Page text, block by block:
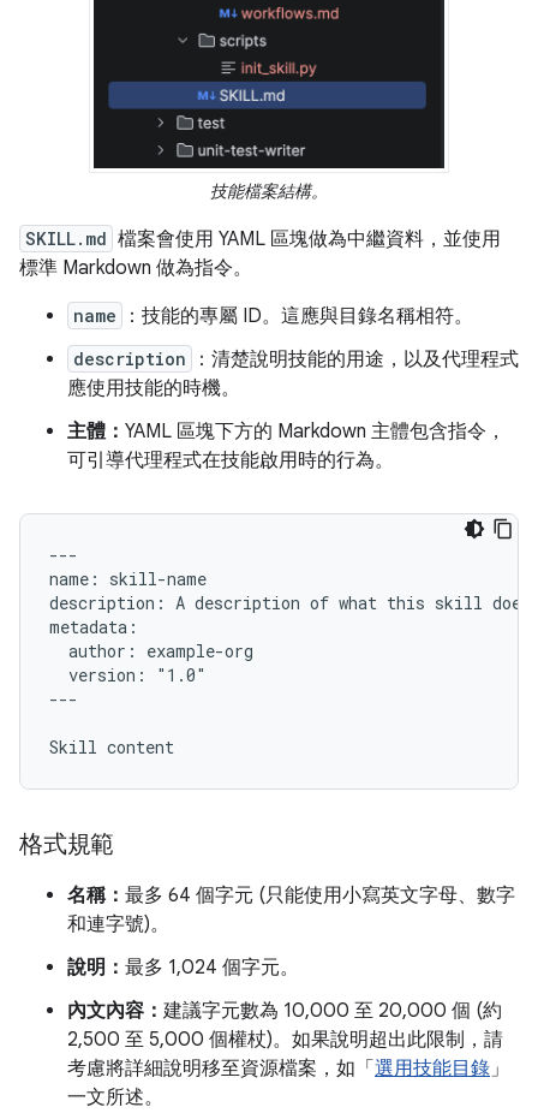
技能檔案結構。
SKILL.md 檔案會使用 YAML 區塊做為中繼資料，並使用
標準 Markdown 做為指令。
name ：技能的專屬 ID。這應與目錄名稱相符。
description
：清楚說明技能的用途，以及代理程式
應使用技能的時機。
主體： YAML 區塊下方的 Markdown 主體包含指令，
可引導代理程式在技能啟用時的行為。
---
name: skill-name
description: A description of what this skill does
metadata:
  author: example-org
  version: "1.0"
---
格式規範
名稱： 最多 64 個字元 (只能使用小寫英文字母、數字
和連字號)。
說明： 最多 1,024 個字元。
內文內容： 建議字元數為 10,000 至 20,000 個 (約
2,500 至 5,000 個權杖)。如果說明超出此限制，請
考慮將詳細說明移至資源檔案，如「 選用技能目錄」
一文所述。